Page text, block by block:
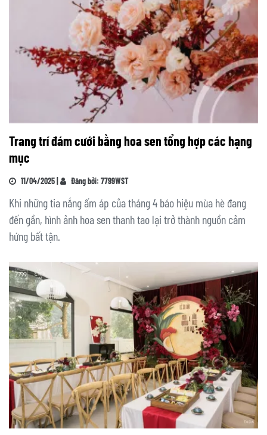
Trang trí đám cưới bằng hoa sen tổng hợp các hạng
mục
11/04/2025 | Đăng bởi: 7799WST
Khi những tia nắng ấm áp của tháng 4 báo hiệu mùa hè đang
đến gần, hình ảnh hoa sen thanh tao lại trở thành nguồn cảm
hứng bất tận.